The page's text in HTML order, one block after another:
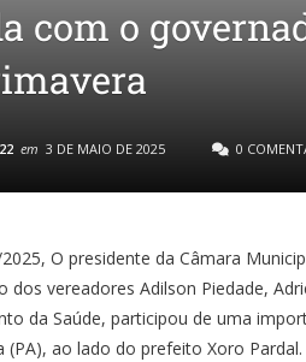
com o
em 3 DE MAIO DE 2025 0
O presidente da Câmara
dos vereadores Adilson Piedade,
da Saúde, participou de uma
(PA), ao lado do prefeito Xoro Pardal.